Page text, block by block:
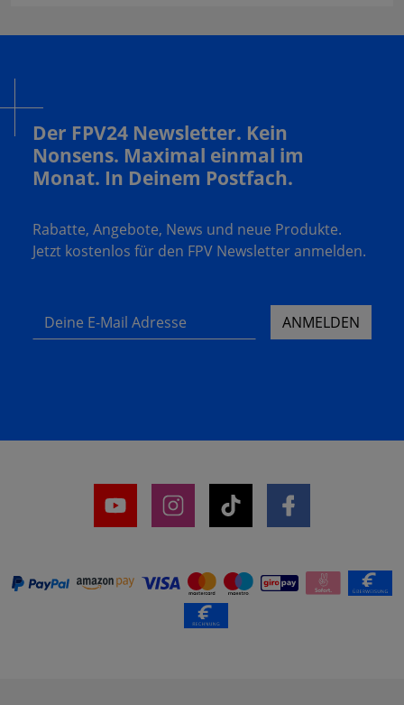
Der FPV24 Newsletter. Kein
Nonsens. Maximal einmal im
Monat. In Deinem Postfach.
Rabatte, Angebote, News und neue Produkte.
Jetzt kostenlos für den FPV Newsletter anmelden.
Deine E-Mail Adresse ANMELDEN